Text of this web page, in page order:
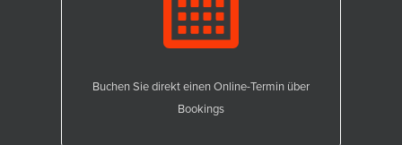
Buchen Sie direkt einen Online-Termin über
Bookings